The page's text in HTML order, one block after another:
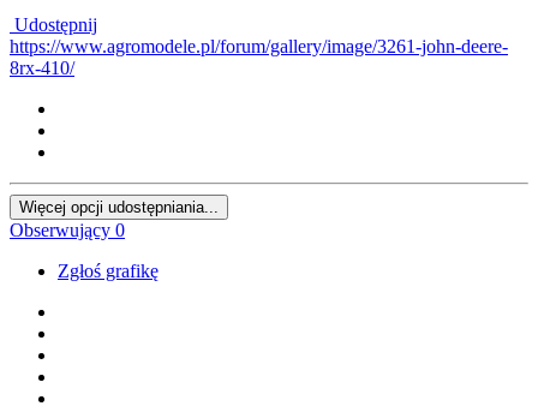
Udostępnij
https://www.agromodele.pl/forum/gallery/image/3261-john-deere-
8rx-410/
Więcej opcji udostępniania...
Obserwujący 0
Zgłoś grafikę